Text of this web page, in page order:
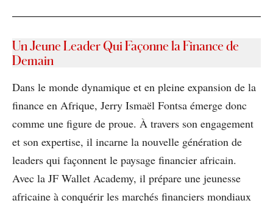
Un Jeune Leader Qui Façonne la Finance de
Demain
Dans le monde dynamique et en pleine expansion de la
finance en Afrique, Jerry Ismaël Fontsa émerge donc
comme une figure de proue. À travers son engagement
et son expertise, il incarne la nouvelle génération de
leaders qui façonnent le paysage financier africain.
Avec la JF Wallet Academy, il prépare une jeunesse
africaine à conquérir les marchés financiers mondiaux